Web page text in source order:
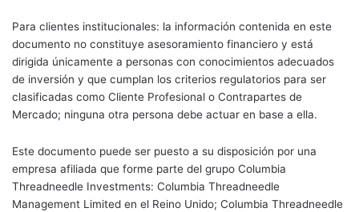
Para clientes institucionales: la información contenida en este
documento no constituye asesoramiento financiero y está
dirigida únicamente a personas con conocimientos adecuados
de inversión y que cumplan los criterios regulatorios para ser
clasificadas como Cliente Profesional o Contrapartes de
Mercado; ninguna otra persona debe actuar en base a ella.
Este documento puede ser puesto a su disposición por una
empresa afiliada que forme parte del grupo Columbia
Threadneedle Investments: Columbia Threadneedle
Management Limited en el Reino Unido; Columbia Threadneedle